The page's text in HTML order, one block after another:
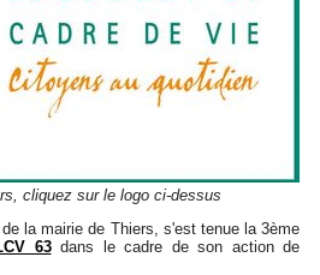
cliquez sur le logo ci-dessus
la mairie de Thiers, s'est tenue la 3ème
63dans le cadre de son action de